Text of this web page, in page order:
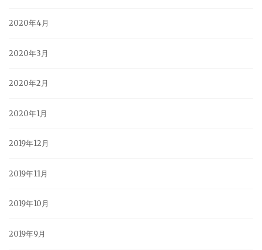
2020年4月
2020年3月
2020年2月
2020年1月
2019年12月
2019年11月
2019年10月
2019年9月